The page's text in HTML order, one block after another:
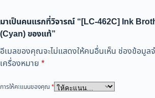
มาเป็นคนแรกที่วิจารณ์ “[LC-462C] Ink
(Cyan) ของแท้”
อีเมลของคุณจะไม่แสดงให้คนอื่นเห็น ช่องข้อมูล
เครื่องหมาย *
การให้คะแนนของคุณ *